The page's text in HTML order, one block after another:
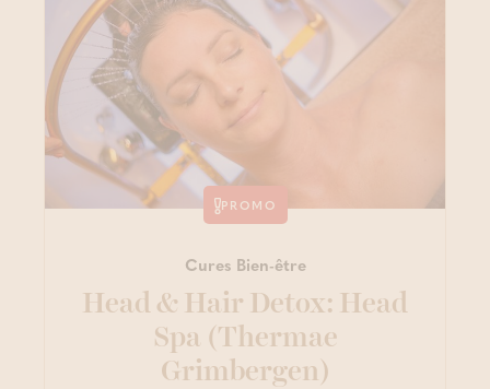
PROMO
Cures Bien-être
Head & Hair Detox: Head
Spa (Thermae
Grimbergen)